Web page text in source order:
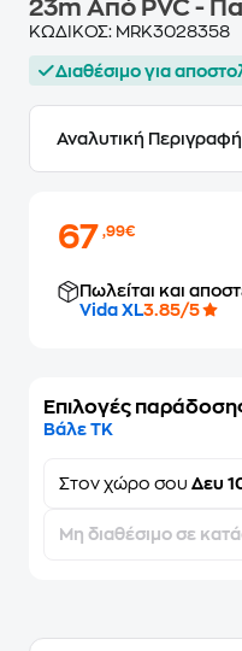
23m Από PVC -
ΚΩΔΙΚΟΣ: MRK3028358
Διαθέσιμο για
Αναλυτική Περιγραφή
67,99€
Πωλείται και
Vida XL3.85/5
Επιλογές
Βάλε ΤΚ
Στον χώρο σου Δευ
Μη διαθέσιμο σε